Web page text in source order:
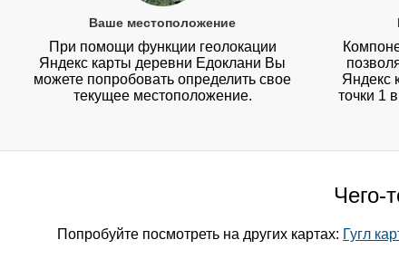
Ваше местоположение
При помощи функции геолокации
Яндекс карты деревни Едоклани Вы
можете попробовать определить свое
текущее местоположение.
Яндекс
точки 1
Чего-
Попробуйте посмотреть на других картах: Гугл